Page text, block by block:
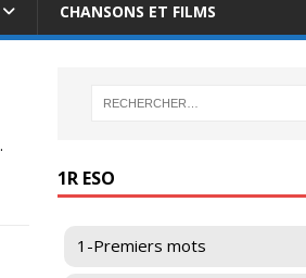
CHANSONS ET FILMS
1R ESO
1-Premiers mots